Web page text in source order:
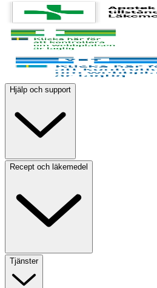
Hjälp och support
Recept och läkemedel
Tjänster